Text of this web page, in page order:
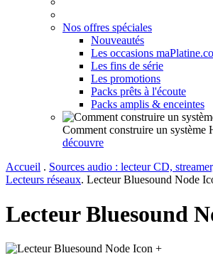
Nos offres spéciales
Nouveautés
Les occasions
Les fins de série
Les promotions
Packs prêts à l'écoute
Packs amplis & enceintes
Comment construire un système
découvre
Accueil . Sources audio : lecteur CD,
Lecteurs réseaux. Lecteur Bluesound Node
Lecteur Bluesound
+